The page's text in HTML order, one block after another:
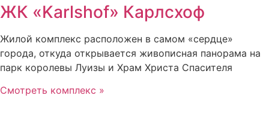
ЖК «Karlshof» Карлсхоф
Жилой комплекс расположен в самом «сердце»
города, откуда открывается живописная панорама на
парк королевы Луизы и Храм Христа Спасителя
Смотреть комплекс »